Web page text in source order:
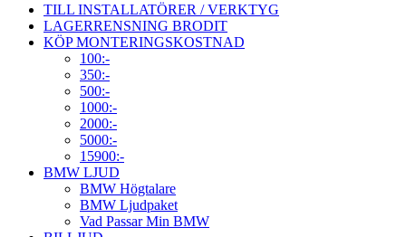
TILL INSTALLATÖRER / VERKTYG
LAGERRENSNING BRODIT
KÖP MONTERINGSKOSTNAD
100:-
350:-
500:-
1000:-
2000:-
5000:-
15900:-
BMW LJUD
BMW Högtalare
BMW Ljudpaket
Vad Passar Min BMW